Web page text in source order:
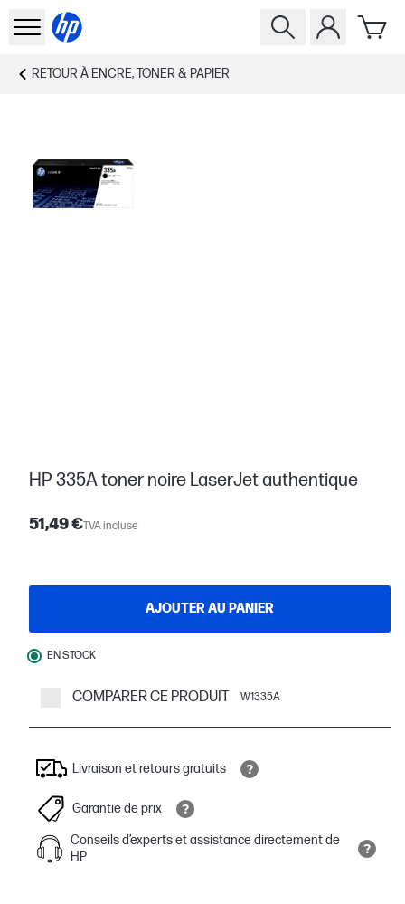
RETOUR À ENCRE, TONER & PAPIER
HP 335A toner noire LaserJet authentique
51,49 €TVA incluse
AJOUTER AU PANIER
EN STOCK
COMPARER CE PRODUIT W1335A
Livraison et retours gratuits
Garantie de prix
Conseils d’experts et assistance directement de
HP